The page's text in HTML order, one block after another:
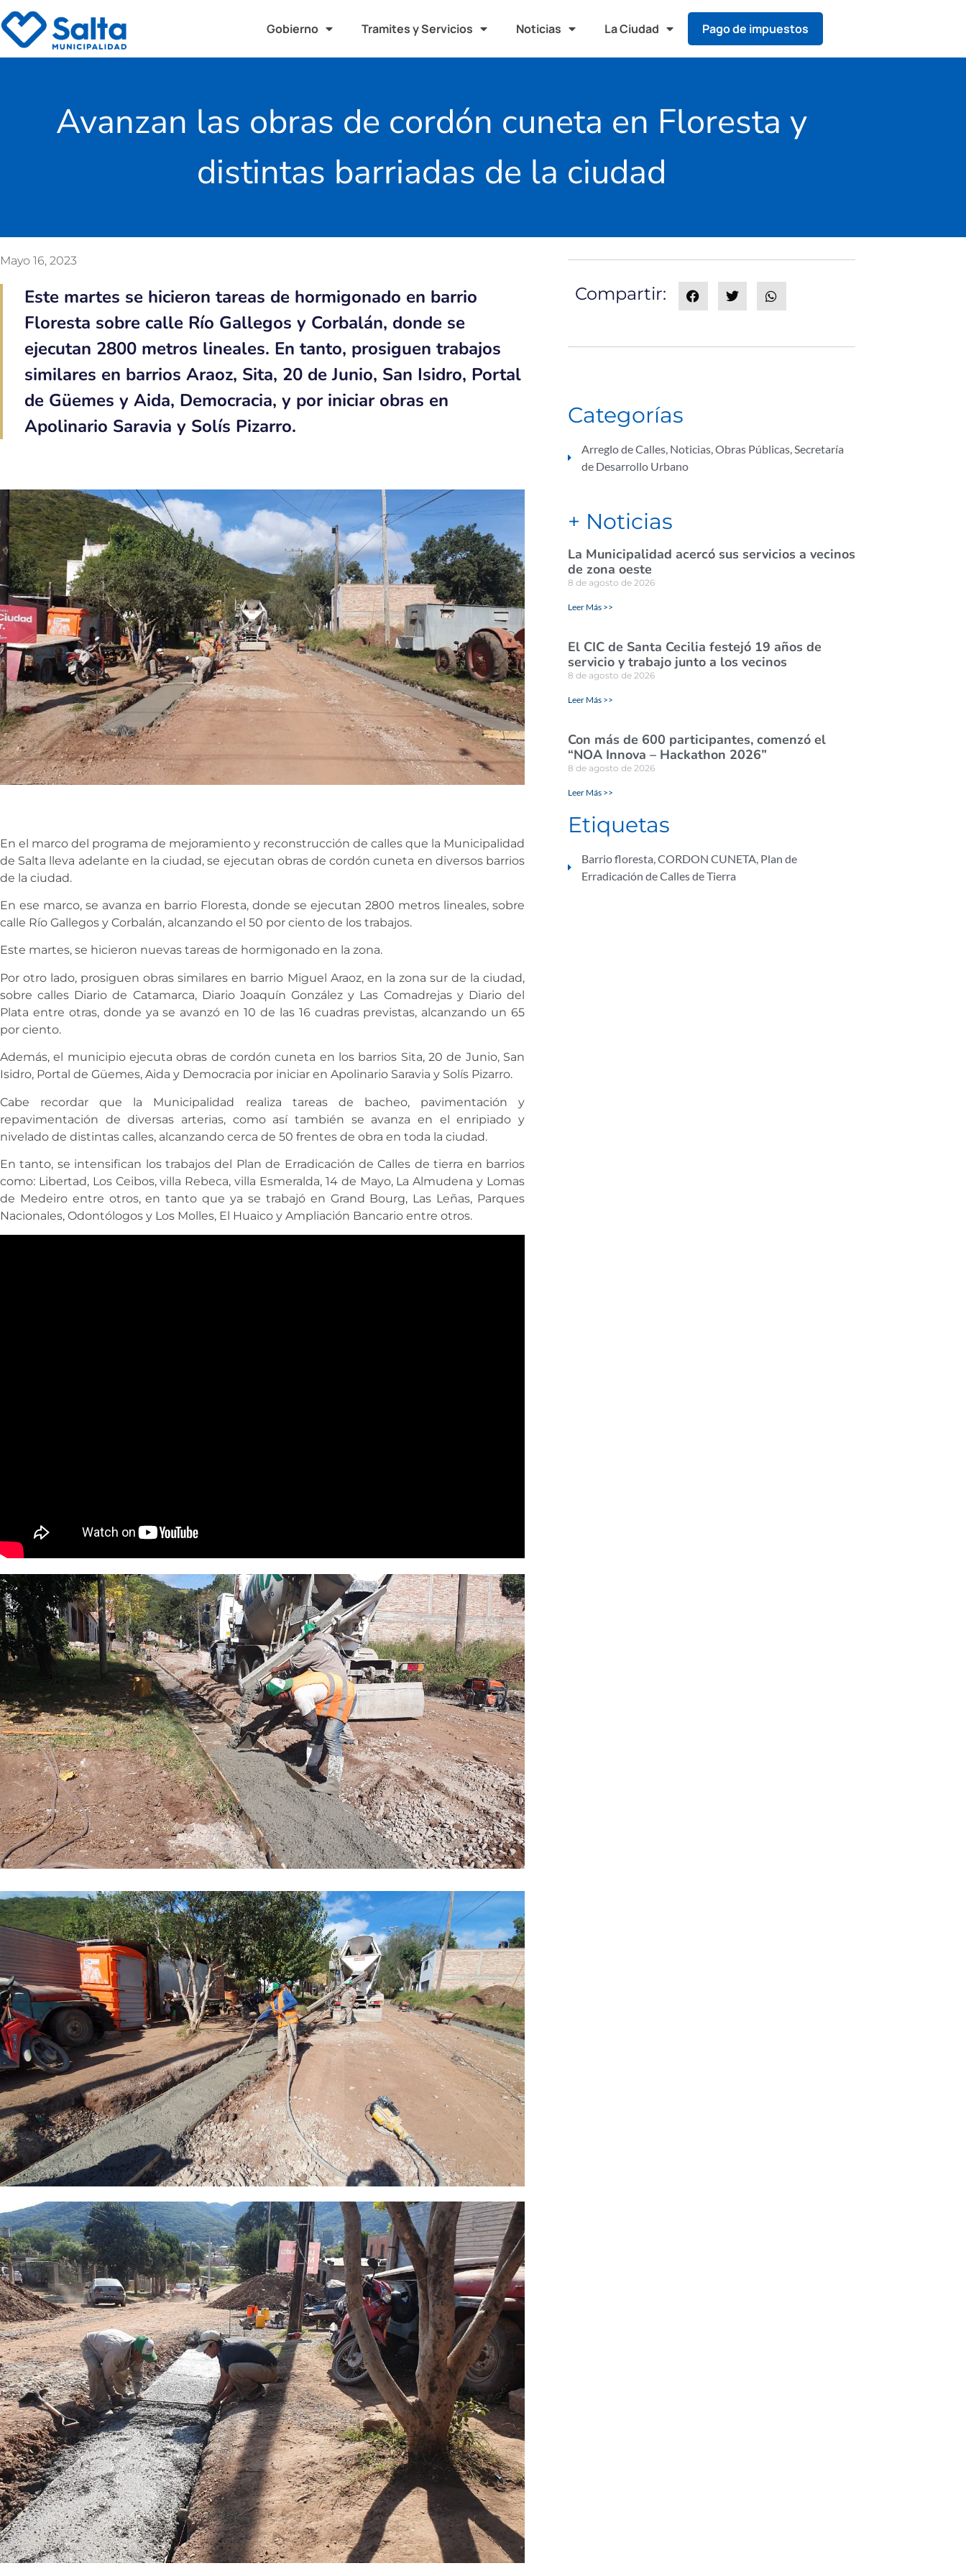
Gobierno Tramites y Servicios Noticias La Ciudad Pago de impuestos
Avanzan las obras de cordón cuneta en Floresta y
distintas barriadas de la ciudad
Mayo 16, 2023
Este martes se hicieron tareas de hormigonado en barrio
Floresta sobre calle Río Gallegos y Corbalán, donde se
ejecutan 2800 metros lineales. En tanto, prosiguen trabajos
similares en barrios Araoz, Sita, 20 de Junio, San Isidro, Portal
de Güemes y Aida, Democracia, y por iniciar obras en
Apolinario Saravia y Solís Pizarro.
En el marco del programa de mejoramiento y reconstrucción de calles que la Municipalidad
de Salta lleva adelante en la ciudad, se ejecutan obras de cordón cuneta en diversos barrios
de la ciudad.
En ese marco, se avanza en barrio Floresta, donde se ejecutan 2800 metros lineales, sobre
calle Río Gallegos y Corbalán, alcanzando el 50 por ciento de los trabajos.
Este martes, se hicieron nuevas tareas de hormigonado en la zona.
Por otro lado, prosiguen obras similares en barrio Miguel Araoz, en la zona sur de la ciudad,
sobre calles Diario de Catamarca, Diario Joaquín González y Las Comadrejas y Diario del
Plata entre otras, donde ya se avanzó en 10 de las 16 cuadras previstas, alcanzando un 65
por ciento.
Además, el municipio ejecuta obras de cordón cuneta en los barrios Sita, 20 de Junio, San
Isidro, Portal de Güemes, Aida y Democracia por iniciar en Apolinario Saravia y Solís Pizarro.
Cabe recordar que la Municipalidad realiza tareas de bacheo, pavimentación y
repavimentación de diversas arterias, como así también se avanza en el enripiado y
nivelado de distintas calles, alcanzando cerca de 50 frentes de obra en toda la ciudad.
En tanto, se intensifican los trabajos del Plan de Erradicación de Calles de tierra en barrios
como: Libertad, Los Ceibos, villa Rebeca, villa Esmeralda, 14 de Mayo, La Almudena y Lomas
de Medeiro entre otros, en tanto que ya se trabajó en Grand Bourg, Las Leñas, Parques
Nacionales, Odontólogos y Los Molles, El Huaico y Ampliación Bancario entre otros.
Compartir:
Categorías
Arreglo de Calles, Noticias,Obras Públicas,Secretaría
de Desarrollo Urbano
+ Noticias
La Municipalidad acercó sus servicios a vecinos
de zona oeste
8 de agosto de 2026
Leer Más >>
El CIC de Santa Cecilia festejó 19 años de
servicio y trabajo junto a los vecinos
8 de agosto de 2026
Leer Más >>
Con más de 600 participantes, comenzó el
“NOA Innova – Hackathon 2026”
8 de agosto de 2026
Leer Más >>
Etiquetas
Barrio floresta,CORDON CUNETA, Plan de
Erradicación de Calles de Tierra